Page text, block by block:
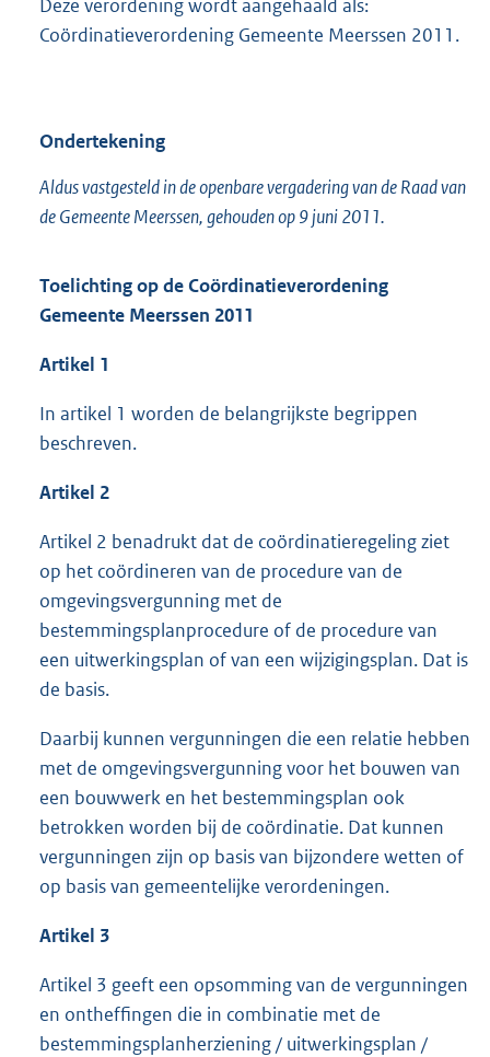
Deze verordening wordt aangehaald als:
Coördinatieverordening Gemeente Meerssen 2011.
Ondertekening
Aldus vastgesteld in de openbare vergadering van de Raad van
de Gemeente Meerssen, gehouden op 9 juni 2011.
Toelichting op de Coördinatieverordening
Gemeente Meerssen 2011
Artikel 1
In artikel 1 worden de belangrijkste begrippen
beschreven.
Artikel 2
Artikel 2 benadrukt dat de coördinatieregeling ziet
op het coördineren van de procedure van de
omgevingsvergunning met de
bestemmingsplanprocedure of de procedure van
een uitwerkingsplan of van een wijzigingsplan. Dat is
de basis.
Daarbij kunnen vergunningen die een relatie hebben
met de omgevingsvergunning voor het bouwen van
een bouwwerk en het bestemmingsplan ook
betrokken worden bij de coördinatie. Dat kunnen
vergunningen zijn op basis van bijzondere wetten of
op basis van gemeentelijke verordeningen.
Artikel 3
Artikel 3 geeft een opsomming van de vergunningen
en ontheffingen die in combinatie met de
bestemmingsplanherziening / uitwerkingsplan /